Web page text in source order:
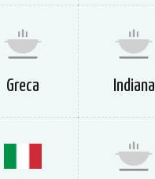
Greca Indiana